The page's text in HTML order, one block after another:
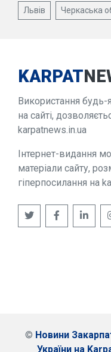
Львів Черкаська
KARPAT
Використання будь-
на сайті,
karpatnews.in.ua
Інтернет-видання
матеріали сайту,
гіперпосилання на
© Новини
України на